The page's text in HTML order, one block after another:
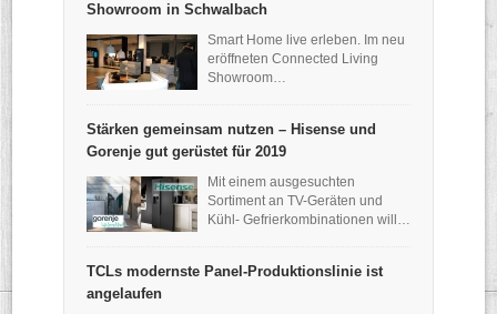
Showroom in Schwalbach
Smart Home live erleben. Im neu
eröffneten Connected Living
Showroom…
Stärken gemeinsam nutzen – Hisense und
Gorenje gut gerüstet für 2019
Mit einem ausgesuchten
Sortiment an TV-Geräten und
Kühl- Gefrierkombinationen will…
TCLs modernste Panel-Produktionslinie ist
angelaufen